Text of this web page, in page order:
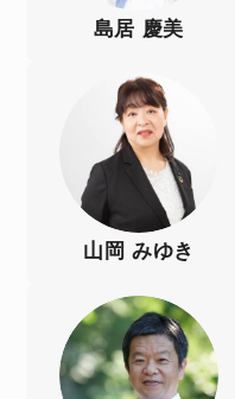
島居 慶美
山岡 みゆき